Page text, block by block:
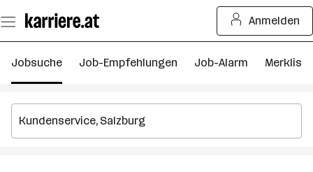
Seiteninhalt
springen
Anmelden
Jobsuche Job-Empfehlungen Job-Alarm Merkliste